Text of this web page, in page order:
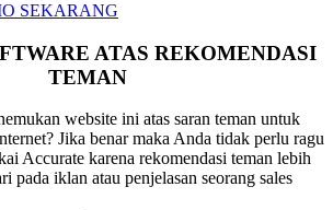
SEKARANG
ATAS REKOMENDASI
TEMAN
website ini atas saran teman untuk
Jika benar maka Anda tidak perlu ragu
Accurate karena rekomendasi teman lebih
pada iklan atau penjelasan seorang sales